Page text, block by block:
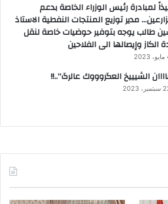
لمبادرة رئيس الوزراء الخاصة بدعم
مدير توزيع المنتجات النفطية الاستاذ
طالب يوجه بتوفير حوضيات خاصة لنقل
الكاز وإيصالها الى الفلاحين
الشيييخ العگروووك عالرگ”..!!
2023